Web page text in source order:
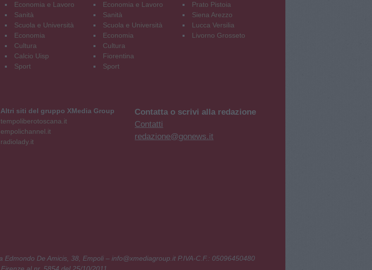
Economia e Lavoro
Sanità
Scuola e Università
Economia
Cultura
Calcio Uisp
Sport
Economia e Lavoro
Sanità
Scuola e Università
Economia
Cultura
Fiorentina
Sport
Prato Pistoia
Siena Arezzo
Lucca Versilia
Livorno Grosseto
Altri siti del gruppo XMedia Group
tempoliberotoscana.it
empolichannel.it
radiolady.it
Contatta o scrivi alla redazione
Contatti
redazione@gonews.it
De Amicis, 38, Empoli – info@xmediagroup.it P.IVA-C.F.: 05096450480